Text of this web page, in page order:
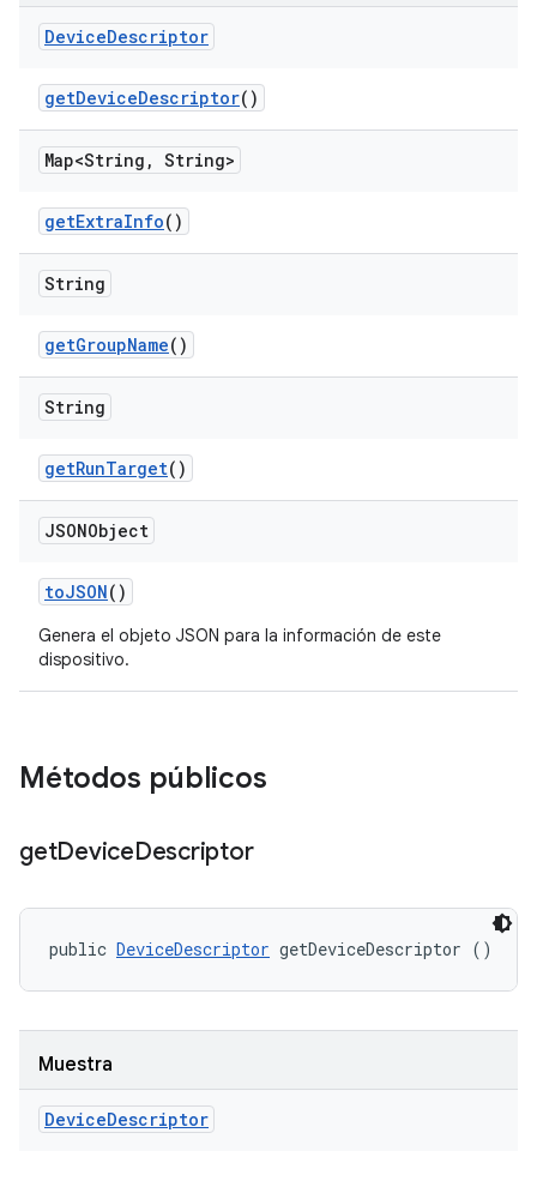
DeviceDescriptor
getDeviceDescriptor()
Map<String , String>
getExtraInfo()
String
getGroupName()
String
getRunTarget()
JSONObject
toJSON()
Genera el objeto JSON para la información de este
dispositivo.
Métodos públicos
getDeviceDescriptor
public DeviceDescriptor getDeviceDescriptor ()
Muestra
DeviceDescriptor